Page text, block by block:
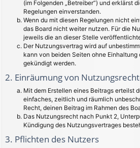
(im Folgenden „Betreiber“) und erklärst
Regelungen einverstanden.
Wenn du mit diesen Regelungen nicht
das Board nicht weiter nutzen. Für die
jeweils die an dieser Stelle
Der Nutzungsvertrag wird auf
kann von beiden Seiten ohne
gekündigt werden.
2. Einräumung von
Mit dem Erstellen eines Beitrags erteilst
einfaches, zeitlich und räumlich
Recht, deinen Beitrag im Rahmen des
Das Nutzungsrecht nach Punkt 2,
Kündigung des Nutzungsvertrages
3. Pflichten des Nutzers